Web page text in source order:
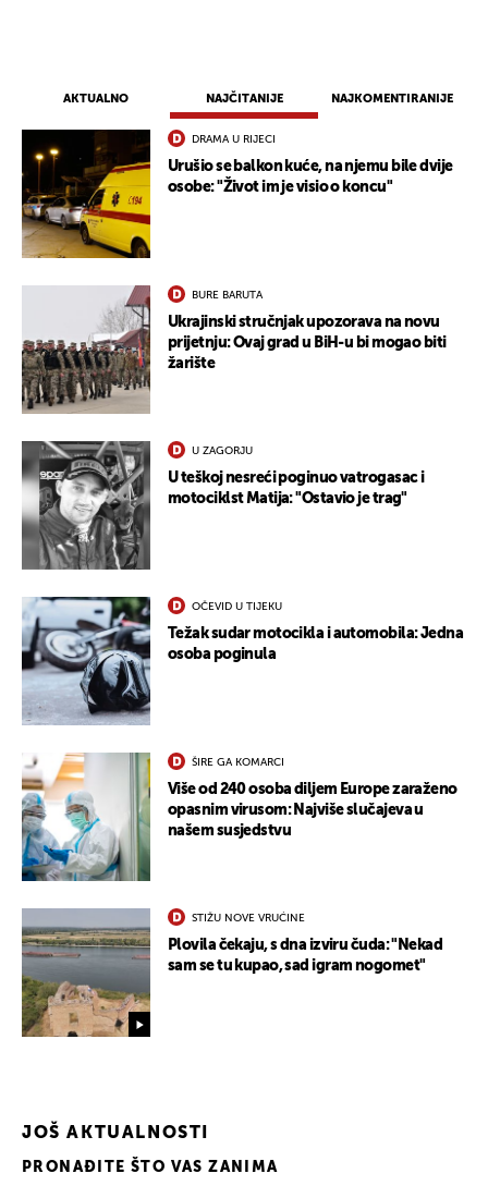
AKTUALNO NAJČITANIJE NAJKOMENTIRANIJE
DRAMA U RIJECI
Urušio se balkon kuće, na njemu bile dvije
osobe: "Život im je visio o koncu"
BURE BARUTA
Ukrajinski stručnjak upozorava na novu
prijetnju: Ovaj grad u BiH-u bi mogao biti
žarište
U ZAGORJU
U teškoj nesreći poginuo vatrogasac i
motociklst Matija: "Ostavio je trag"
OČEVID U TIJEKU
Težak sudar motocikla i automobila: Jedna
osoba poginula
ŠIRE GA KOMARCI
Više od 240 osoba diljem Europe zaraženo
opasnim virusom: Najviše slučajeva u
našem susjedstvu
STIŽU NOVE VRUĆINE
Plovila čekaju, s dna izviru čuda: "Nekad
sam se tu kupao, sad igram nogomet"
JOŠ AKTUALNOSTI
PRONAĐITE ŠTO VAS ZANIMA
UKLJUČITE NOTIFIKACIJE